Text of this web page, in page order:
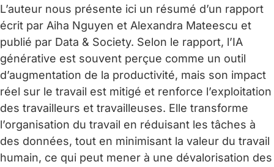
L’auteur nous présente ici un résumé d’un rapport
écrit par Aiha Nguyen et Alexandra Mateescu et
publié par Data & Society. Selon le rapport, l’IA
générative est souvent perçue comme un outil
d’augmentation de la productivité, mais son impact
réel sur le travail est mitigé et renforce l’exploitation
des travailleurs et travailleuses. Elle transforme
l’organisation du travail en réduisant les tâches à
des données, tout en minimisant la valeur du travail
humain, ce qui peut mener à une dévalorisation des